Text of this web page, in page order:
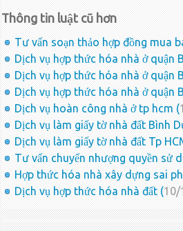
Thông tin luật cũ hơn
Tư vấn soạn thảo hợp đồng mua
Dịch vụ hợp thức hóa nhà ở quận
Dịch vụ hợp thức hóa nhà ở quận
Dịch vụ hợp thức hóa nhà ở quận
Dịch vụ hoàn công nhà ở tp hcm (
Dịch vụ làm giấy tờ nhà đất Bình
Dịch vụ làm giấy tờ nhà đất Tp
Tư vấn chuyển nhượng quyền sử
Hợp thức hóa nhà xây dựng sai
Dịch vụ hợp thức hóa nhà đất (10/